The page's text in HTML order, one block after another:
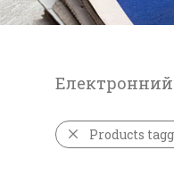
Електронний
Products